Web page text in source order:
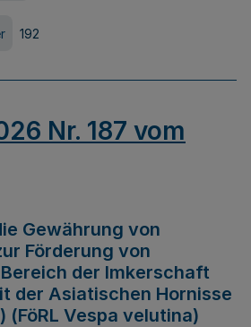
192
Nr. 187 vom
Gewährung von
Förderung von
der Imkerschaft
der Asiatischen Hornisse
(FöRL Vespa velutina)